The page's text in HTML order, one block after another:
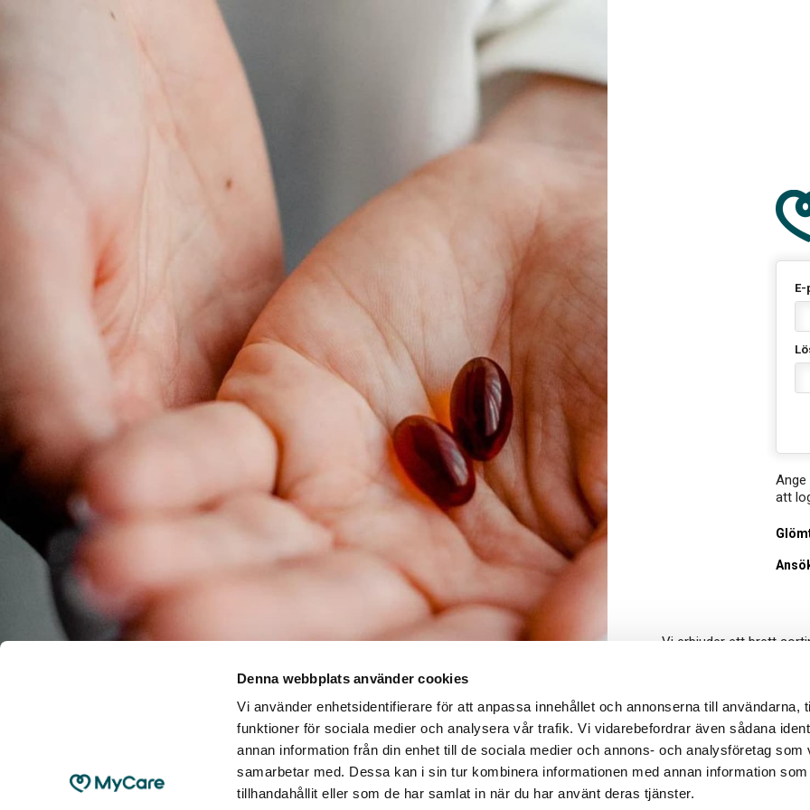
Denna webbplats använder cookies
Vi använder enhetsidentifierare för att anpassa innehållet och annonserna till användarna,
funktioner för sociala medier och analysera vår trafik. Vi vidarebefordrar även sådana
annan information från din enhet till de sociala medier och annons- och analysföretag som
samarbetar med. Dessa kan i sin tur kombinera informationen med annan information
tillhandahållit eller som de har samlat in när du har använt deras tjänster.
att
Vi erbjuder ett brett
för att bidra till
Vi är även agentur för
och kosttillskott på